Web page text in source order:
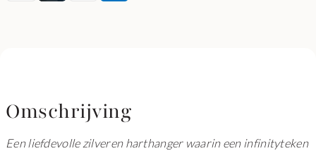
Omschrijving
Een liefdevolle zilveren harthanger waarin een infinityteken